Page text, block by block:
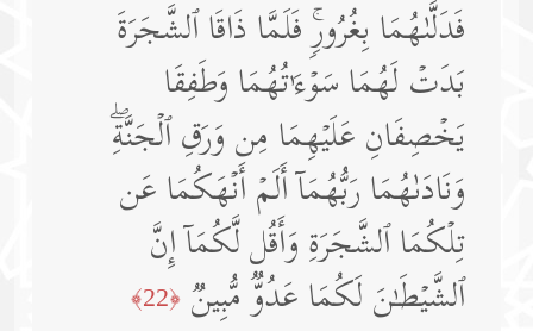
فَدَلَّىٰهُمَا بِغُرُورࣲۚ فَلَمَّا ذَاقَا ٱلشَّجَرَةَ
بَدَتۡ لَهُمَا سَوۡءَ ٰ⁠ تُهُمَا وَطَفِقَا
یَخۡصِفَانِ عَلَیۡهِمَا مِن وَرَقِ ٱلۡجَنَّةِۖ
وَنَادَىٰهُمَا رَبُّهُمَاۤ أَلَمۡ أَنۡهَكُمَا عَن
تِلۡكُمَا ٱلشَّجَرَةِ وَأَقُل لَّكُمَاۤ إِنَّ
ٱلشَّیۡطَـٰنَ لَكُمَا عَدُوࣱّ مُّبِینࣱ ﴿22﴾